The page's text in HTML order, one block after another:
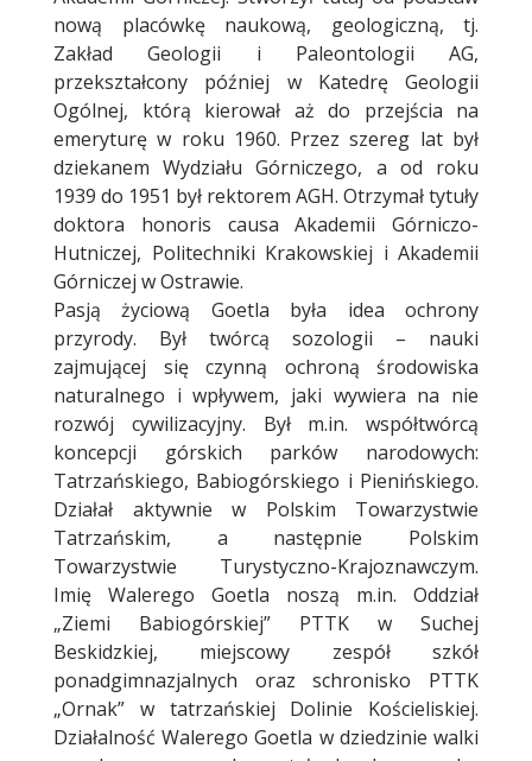
nową placówkę naukową, geologiczną, tj.
Zakład Geologii i Paleontologii AG,
przekształcony później w Katedrę Geologii
Ogólnej, którą kierował aż do przejścia na
emeryturę w roku 1960. Przez szereg lat był
dziekanem Wydziału Górniczego, a od roku
1939 do 1951 był rektorem AGH. Otrzymał tytuły
doktora honoris causa Akademii Górniczo-
Hutniczej, Politechniki Krakowskiej i Akademii
Górniczej w Ostrawie.
Pasją życiową Goetla była idea ochrony
przyrody. Był twórcą sozologii – nauki
zajmującej się czynną ochroną środowiska
naturalnego i wpływem, jaki wywiera na nie
rozwój cywilizacyjny. Był m.in. współtwórcą
koncepcji górskich parków narodowych:
Tatrzańskiego, Babiogórskiego i Pienińskiego.
Działał aktywnie w Polskim Towarzystwie
Tatrzańskim, a następnie Polskim
Towarzystwie Turystyczno-Krajoznawczym.
Imię Walerego Goetla noszą m.in. Oddział
„Ziemi Babiogórskiej” PTTK w Suchej
Beskidzkiej, miejscowy zespół szkół
ponadgimnazjalnych oraz schronisko PTTK
„Ornak” w tatrzańskiej Dolinie Kościeliskiej.
Działalność Walerego Goetla w dziedzinie walki